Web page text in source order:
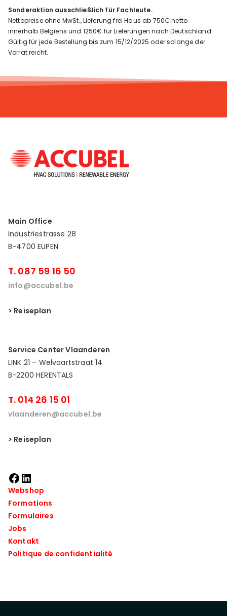
Sonderaktion ausschließlich für Fachleute.
Nettopreise ohne MwSt., Lieferung frei Haus ab 750€ netto
innerhalb Belgiens und 1250€ für Lieferungen nach Deutschland.
Gültig für jede Bestellung bis zum 15/12/2025 oder solange der
Vorrat reicht.
Main Office
Industriestrasse 28
B-4700 EUPEN
T. 087 59 16 50
info@accubel.be
> Reiseplan
Service Center Vlaanderen
LINK 21 – Welvaartstraat 14
B-2200 HERENTALS
T. 014 26 15 01
vlaanderen@accubel.be
> Reiseplan
Webshop
Formations
Formulaires
Jobs
Kontakt
Politique de confidentialité